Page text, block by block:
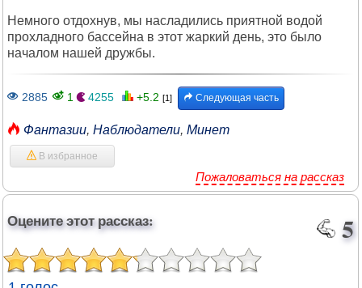
Немного отдохнув, мы насладились приятной водой
прохладного бассейна в этот жаркий день, это было
началом нашей дружбы.
2885 1 4255 +5.2 [1] Следующая часть
Фантазии, Наблюдатели, Минет
В избранное
Пожаловаться на рассказ
Оцените этот рассказ: 5